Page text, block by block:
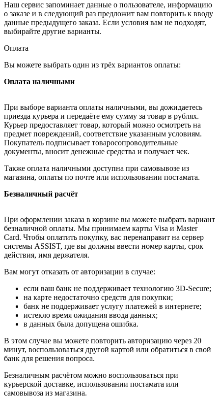
Наш сервис запоминает данные о пользователе, информацию
о заказе и в следующий раз предложит вам повторить к вводу
данные предыдущего заказа. Если условия вам не подходят,
выбирайте другие варианты.
Оплата
Вы можете выбрать один из трёх вариантов оплаты:
Оплата наличными
При выборе варианта оплаты наличными, вы дожидаетесь
приезда курьера и передаёте ему сумму за товар в рублях.
Курьер предоставляет товар, который можно осмотреть на
предмет повреждений, соответствие указанным условиям.
Покупатель подписывает товаросопроводительные
документы, вносит денежные средства и получает чек.
Также оплата наличными доступна при самовывозе из
магазина, оплаты по почте или использовании постамата.
Безналичный расчёт
При оформлении заказа в корзине вы можете выбрать вариант
безналичной оплаты. Мы принимаем карты Visa и Master
Card. Чтобы оплатить покупку, вас перенаправит на сервер
системы ASSIST, где вы должны ввести номер карты, срок
действия, имя держателя.
Вам могут отказать от авторизации в случае:
если ваш банк не поддерживает технологию 3D-Secure;
на карте недостаточно средств для покупки;
банк не поддерживает услугу платежей в интернете;
истекло время ожидания ввода данных;
в данных была допущена ошибка.
В этом случае вы можете повторить авторизацию через 20
минут, воспользоваться другой картой или обратиться в свой
банк для решения вопроса.
Безналичным расчётом можно воспользоваться при
курьерской доставке, использовании постамата или
самовывоза из магазина.